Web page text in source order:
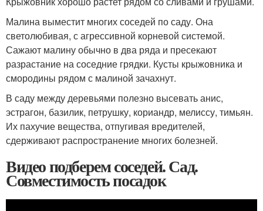
Малина выместит многих соседей по саду. Она
светолюбивая, с агрессивной корневой системой.
Сажают малину обычно в два ряда и пресекают
разрастание на соседние грядки. Кусты крыжовника и
смородины рядом с малиной зачахнут.
В саду между деревьями полезно высевать анис,
эстрагон, базилик, петрушку, кориандр, мелиссу, тимьян.
Их пахучие вещества, отпугивая вредителей,
сдерживают распространение многих болезней.
Видео подберем соседей. Сад.
Совместимость посадок